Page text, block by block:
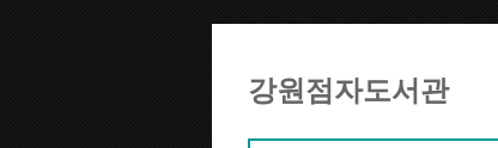
강원점자도서관